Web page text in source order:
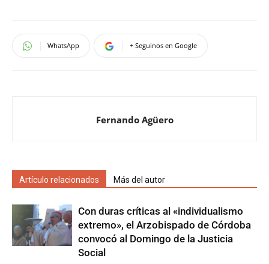
WhatsApp + Seguinos en Google
Fernando Agüero
Artículo relacionados Más del autor
Con duras críticas al «individualismo
extremo», el Arzobispado de Córdoba
convocó al Domingo de la Justicia
Social